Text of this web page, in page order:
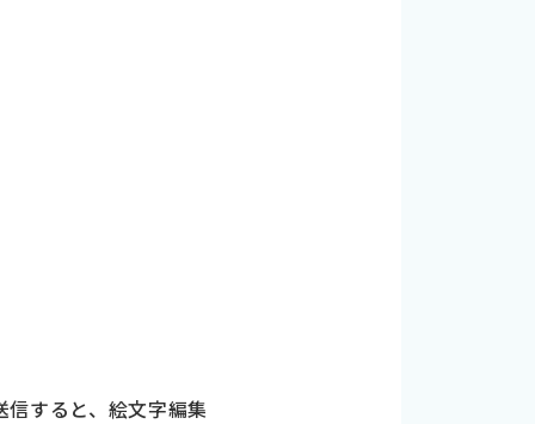
すると、絵文字編集